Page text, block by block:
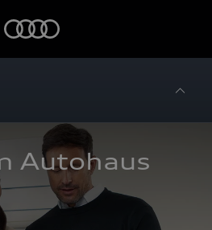
Autohaus